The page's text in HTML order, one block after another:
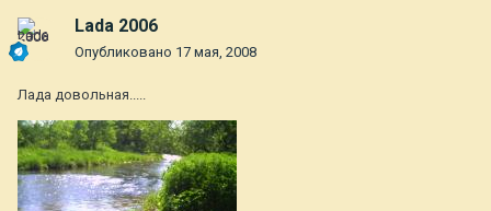
Lada 2006
Опубликовано 17 мая, 2008
Лада довольная.....